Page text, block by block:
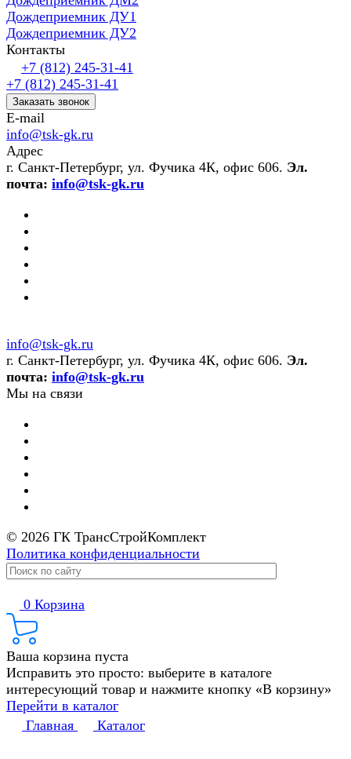
Дождеприемник ДУ1
Дождеприемник ДУ2
Контакты
+7 (812) 245-31-41
+7 (812) 245-31-41
Заказать звонок
E-mail
info@tsk-gk.ru
Адрес
г. Санкт-Петербург, ул. Фучика 4К, офис 606. Эл.
почта: info@tsk-gk.ru
info@tsk-gk.ru
г. Санкт-Петербург, ул. Фучика 4К, офис 606. Эл.
почта: info@tsk-gk.ru
Мы на связи
© 2026 ГК ТрансСтройКомплект
Политика конфиденциальности
0 Корзина
Ваша корзина пуста
Исправить это просто: выберите в каталоге
интересующий товар и нажмите кнопку «В корзину»
Перейти в каталог
Главная
Каталог